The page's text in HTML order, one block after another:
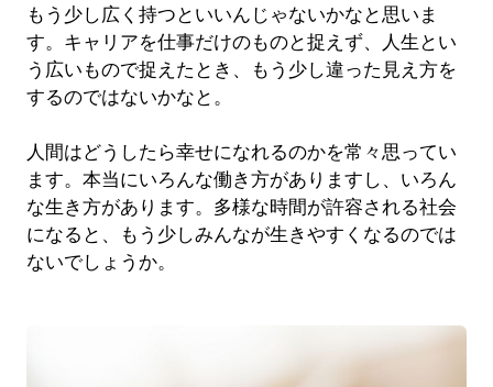
もう少し広く持つといいんじゃないかなと思いま
す。キャリアを仕事だけのものと捉えず、人生とい
う広いもので捉えたとき、もう少し違った見え方を
するのではないかなと。
人間はどうしたら幸せになれるのかを常々思ってい
ます。本当にいろんな働き方がありますし、いろん
な生き方があります。多様な時間が許容される社会
になると、もう少しみんなが生きやすくなるのでは
ないでしょうか。